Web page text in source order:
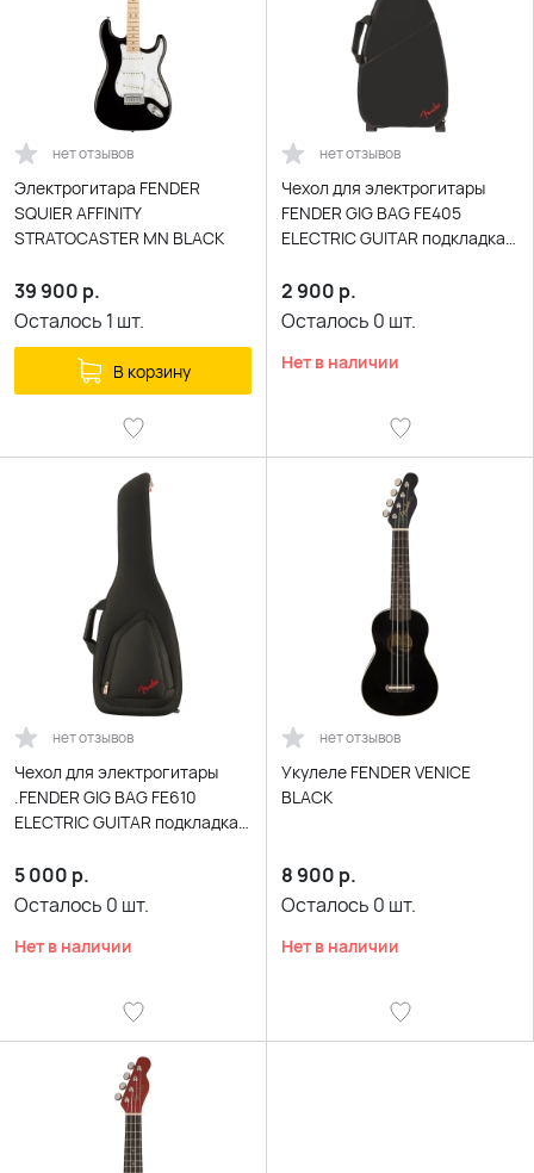
нет отзывов
Электрогитара FENDER
SQUIER AFFINITY
STRATOCASTER MN BLACK
39 900 р.
Осталось 1 шт.
В корзину
нет отзывов
Чехол для электрогитары
FENDER GIG BAG FE405
ELECTRIC GUITAR подкладка
2 900 р.
Осталось 0 шт.
Нет в наличии
нет отзывов
Чехол для электрогитары
.FENDER GIG BAG FE610
ELECTRIC GUITAR подкладка
5 000 р.
Осталось 0 шт.
Нет в наличии
нет отзывов
Укулеле FENDER VENICE
BLACK
8 900 р.
Осталось 0 шт.
Нет в наличии